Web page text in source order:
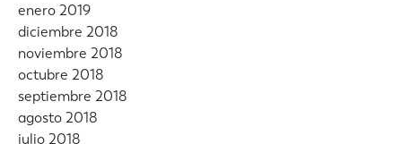
enero 2019
diciembre 2018
noviembre 2018
octubre 2018
septiembre 2018
agosto 2018
julio 2018